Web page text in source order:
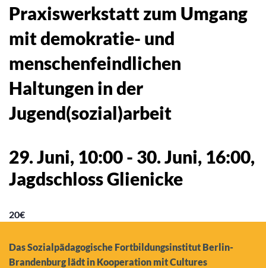
Praxiswerkstatt zum Umgang
mit demokratie- und
menschenfeindlichen
Haltungen in der
Jugend(sozial)arbeit
29. Juni, 10:00- 30. Juni, 16:00,
Jagdschloss Glienicke
20€
Das Sozialpädagogische Fortbildungsinstitut Berlin-
Brandenburg lädt in Kooperation mit Cultures